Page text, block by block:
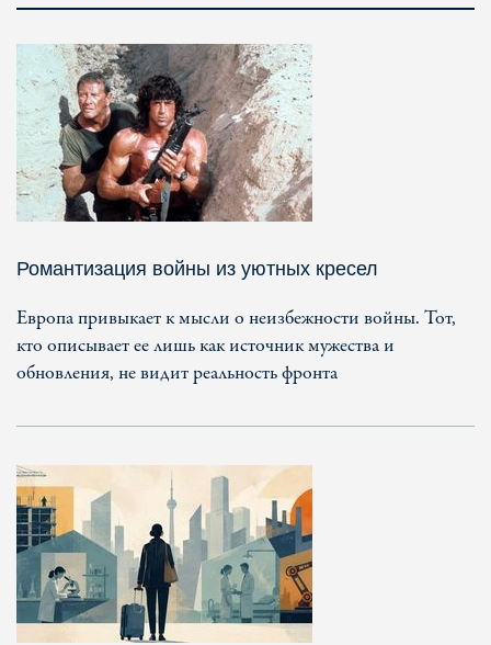
Романтизация войны из уютных кресел
Европа привыкает к мысли о неизбежности войны. Тот,
кто описывает ее лишь как источник мужества и
обновления, не видит реальность фронта